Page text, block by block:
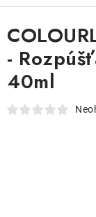
INTERIÉR
PRÍSLUŠENSTVO
VÔNE DO AUTA
-
40ml